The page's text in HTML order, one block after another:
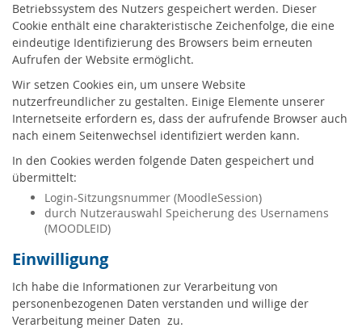
Betriebssystem des Nutzers gespeichert werden. Dieser
Cookie enthält eine charakteristische Zeichenfolge, die eine
eindeutige Identifizierung des Browsers beim erneuten
Aufrufen der Website ermöglicht.
Wir setzen Cookies ein, um unsere Website
nutzerfreundlicher zu gestalten. Einige Elemente unserer
Internetseite erfordern es, dass der aufrufende Browser auch
nach einem Seitenwechsel identifiziert werden kann.
In den Cookies werden folgende Daten gespeichert und
übermittelt:
Login-Sitzungsnummer (MoodleSession)
durch Nutzerauswahl Speicherung des Usernamens
(MOODLEID)
Einwilligung
Ich habe die Informationen zur Verarbeitung von
personenbezogenen Daten verstanden und willige der
Verarbeitung meiner Daten zu.